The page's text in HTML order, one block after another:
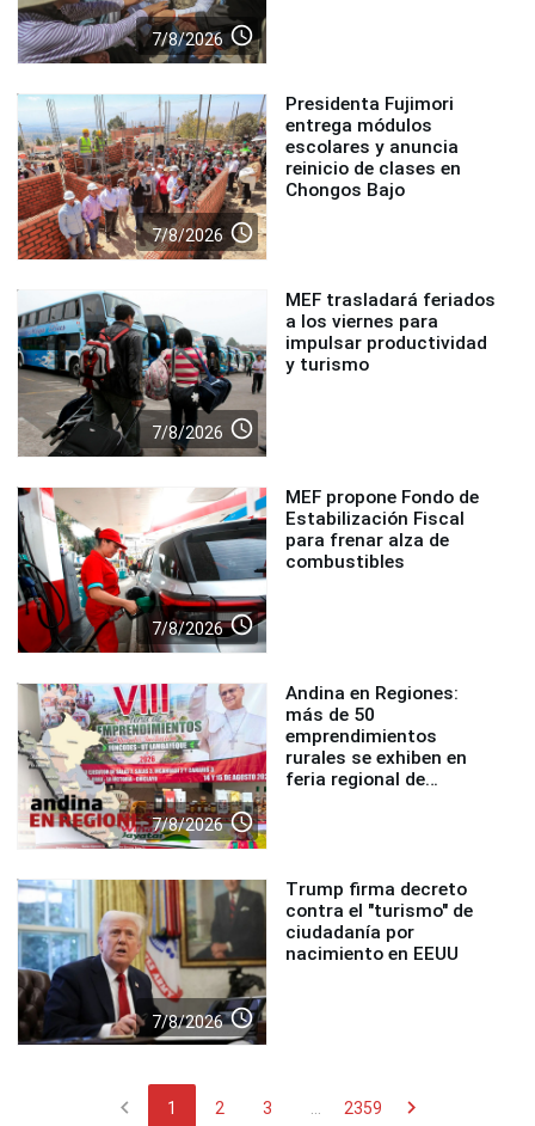
7/8/2026 access_time
7/8/2026 access_time
Presidenta Fujimori
entrega módulos
escolares y anuncia
reinicio de clases en
Chongos Bajo
7/8/2026 access_time
MEF trasladará feriados
a los viernes para
impulsar productividad
y turismo
7/8/2026 access_time
MEF propone Fondo de
Estabilización Fiscal
para frenar alza de
combustibles
7/8/2026 access_time
Andina en Regiones:
más de 50
emprendimientos
rurales se exhiben en
feria regional de
7/8/2026 access_time
Trump firma decreto
contra el "turismo" de
ciudadanía por
nacimiento en EEUU
chevron_left 1 2 3 ... 2359 chevron_right